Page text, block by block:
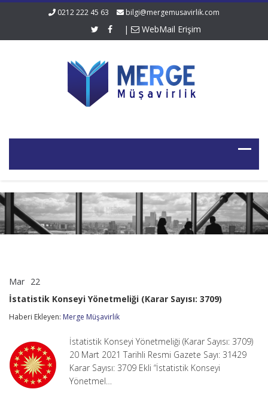
0212 222 45 63 bilgi@mergemusavirlik.com
| WebMail Erişim
Mar 22
Yönetmeliği
(Karar
Sayısı:
İstatistik Konseyi Yönetmeliği (Karar Sayısı: 3709)
Haberi Ekleyen: Merge Müşavirlik
İstatistik Konseyi Yönetmeliği (Karar Sayısı: 3709)
20 Mart 2021 Tarihli Resmi Gazete Sayı: 31429
Karar Sayısı: 3709 Ekli “İstatistik Konseyi
Yönetmel…